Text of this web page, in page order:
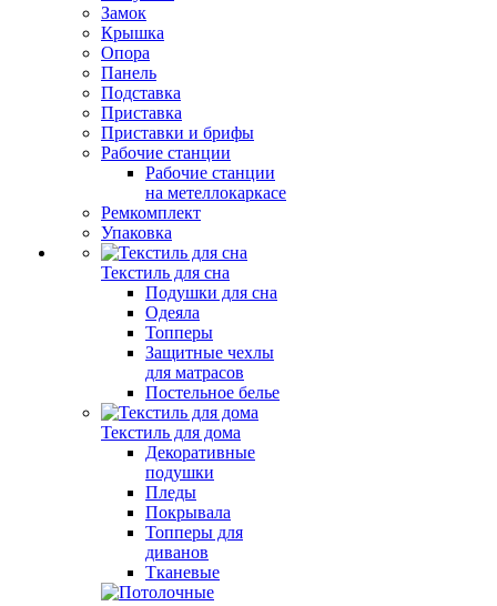
Замок
Крышка
Опора
Панель
Подставка
Приставка
Приставки и брифы
Рабочие станции
Рабочие станции
на метеллокаркасе
Ремкомплект
Упаковка
Текстиль для сна
Подушки для сна
Одеяла
Топперы
Защитные чехлы
для матрасов
Постельное белье
Текстиль для дома
Декоративные
подушки
Пледы
Покрывала
Топперы для
диванов
Тканевые